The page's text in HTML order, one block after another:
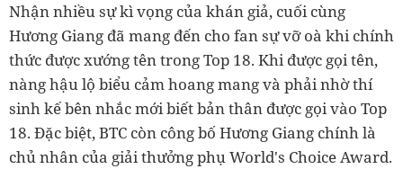
Nhận nhiều sự kì vọng của khán giả, cuối cùng
Hương Giang đã mang đến cho fan sự vỡ oà khi chính
thức được xướng tên trong Top 18. Khi được gọi tên,
nàng hậu lộ biểu cảm hoang mang và phải nhờ thí
sinh kế bên nhắc mới biết bản thân được gọi vào Top
18. Đặc biệt, BTC còn công bố Hương Giang chính là
chủ nhân của giải thưởng phụ World's Choice Award.